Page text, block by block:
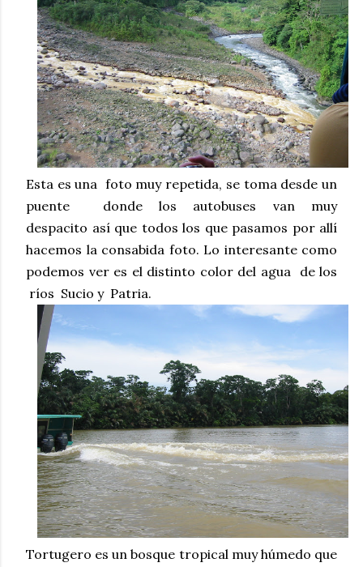
Esta es una foto muy repetida, se toma desde un
puente donde los autobuses van muy
despacito así que todos los que pasamos por allí
hacemos la consabida foto. Lo interesante como
podemos ver es el distinto color del agua de los
ríos Sucio y Patria.
Tortugero es un bosque tropical muy húmedo que